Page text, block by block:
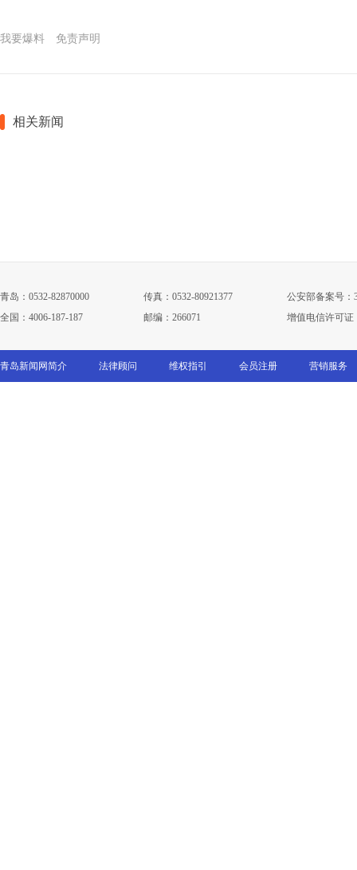
我要爆料 免责声明
相关新闻
青岛：0532-82870000 传真：0532-80921377
公安部备案号：
全国：4006-187-187
邮编：266071 增值电信许可证
青岛新闻网简介 法律顾问 维权指引 会员注册 营销服务